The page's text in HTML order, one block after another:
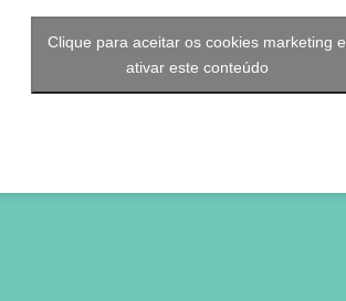
Clique para aceitar os cookies marketing e
ativar este conteúdo